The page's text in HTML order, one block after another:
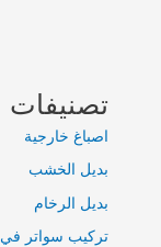
تصنيفات
اصباغ خارجية
بديل الخشب
بديل الرخام
تركيب سواتر